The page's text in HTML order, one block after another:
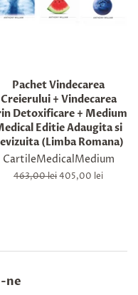
Pachet Vindecarea
Creierului + Vindecarea
Detoxificare + Medium
Editie Adaugita si
(Limba Romana)
CartileMedicalMedium
Preț
463,00 leiPreț
405,00 lei
ne